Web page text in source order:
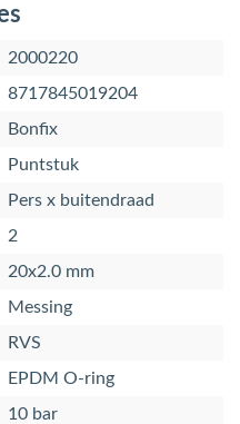
2000220
8717845019204
Bonfix
Puntstuk
Pers x buitendraad
2
20x2.0 mm
Messing
RVS
EPDM O-ring
10 bar